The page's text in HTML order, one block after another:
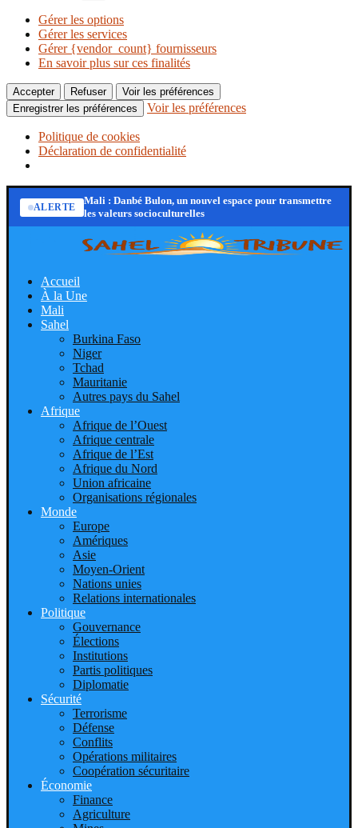
Gérer les options
Gérer les services
Gérer {vendor_count} fournisseurs
En savoir plus sur ces finalités
Accepter Refuser
Voir les préférences
Enregistrer les préférences
Voir les préférences
Politique de cookies
Déclaration de confidentialité
ALERTE
Mali : Danbé Bulon, un nouvel espace pour transmettre
les valeurs socioculturelles
Accueil
À la Une
Mali
Sahel
Burkina Faso
Niger
Tchad
Mauritanie
Autres pays du Sahel
Afrique
Afrique de l’Ouest
Afrique centrale
Afrique de l’Est
Afrique du Nord
Union africaine
Organisations régionales
Monde
Europe
Amériques
Asie
Moyen-Orient
Nations unies
Relations internationales
Politique
Gouvernance
Élections
Institutions
Partis politiques
Diplomatie
Sécurité
Terrorisme
Défense
Conflits
Opérations militaires
Coopération sécuritaire
Économie
Finance
Agriculture